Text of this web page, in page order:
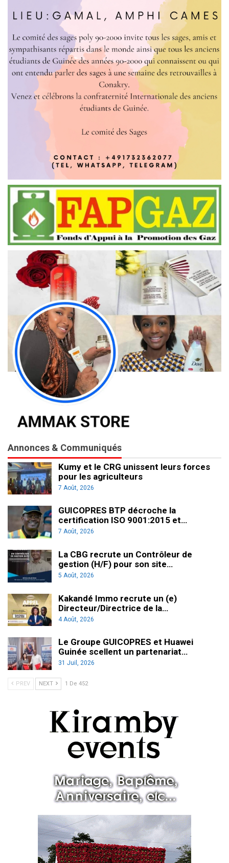
Annonces & Communiqués
Kumy et le CRG unissent leurs forces
pour les agriculteurs
7 Août, 2026
GUICOPRES BTP décroche la
certification ISO 9001:2015 et…
7 Août, 2026
La CBG recrute un Contrôleur de
gestion (H/F) pour son site…
5 Août, 2026
Kakandé Immo recrute un (e)
Directeur/Directrice de la…
4 Août, 2026
Le Groupe GUICOPRES et Huawei
Guinée scellent un partenariat…
31 Juil, 2026
PREV NEXT 1 De 452